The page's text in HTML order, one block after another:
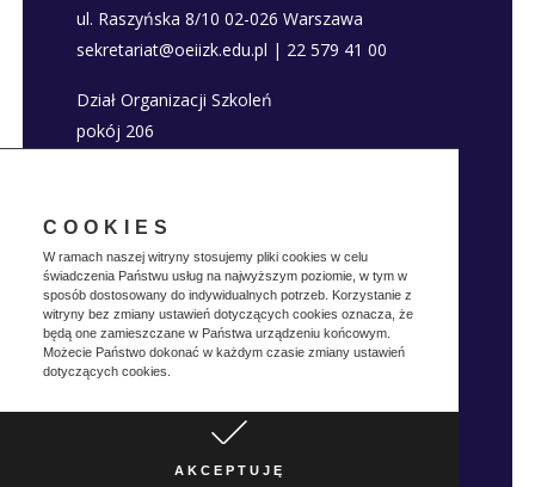
COOKIES
W ramach naszej witryny stosujemy pliki cookies w celu
świadczenia Państwu usług na najwyższym poziomie, w tym w
sposób dostosowany do indywidualnych potrzeb. Korzystanie z
witryny bez zmiany ustawień dotyczących cookies oznacza, że
będą one zamieszczane w Państwa urządzeniu końcowym.
Możecie Państwo dokonać w każdym czasie zmiany ustawień
dotyczących cookies.
AKCEPTUJĘ
ul. Raszyńska 8/10 02-026 Warszawa
sekretariat@oeiizk.edu.pl | 22 579 41 00
Dział Organizacji Szkoleń
pokój 206
Polityka prywatnosci